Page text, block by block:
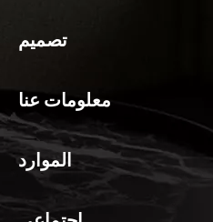
تصميم
معلومات عنا
الموارد